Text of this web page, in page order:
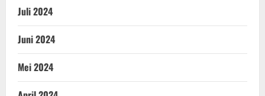
Juli 2024
Juni 2024
Mei 2024